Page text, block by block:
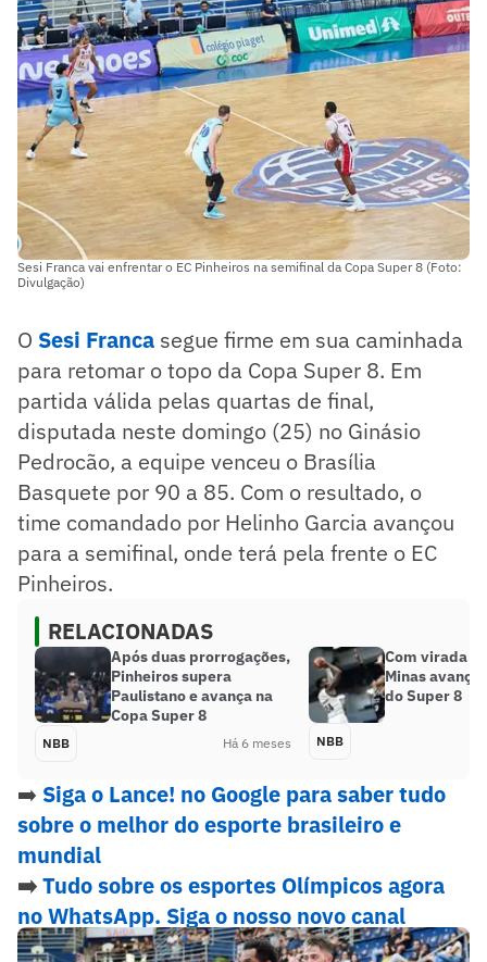
Sesi Franca vai enfrentar o EC Pinheiros na semifinal da Copa Super 8 (Foto:
Divulgação)
O Sesi Franca segue firme em sua caminhada
para retomar o topo da Copa Super 8. Em
partida válida pelas quartas de final,
disputada neste domingo (25) no Ginásio
Pedrocão, a equipe venceu o Brasília
Basquete por 90 a 85. Com o resultado, o
time comandado por Helinho Garcia avançou
para a semifinal, onde terá pela frente o EC
Pinheiros.
RELACIONADAS
Após duas prorrogações,
Pinheiros supera
Paulistano e avança na
Copa Super 8
NBB Há 6 meses
Com virada
Minas
do Super 8
NBB
➡️ Siga o Lance! no Google para saber tudo
sobre o melhor do esporte brasileiro e
mundial
➡️Tudo sobre os esportes Olímpicos agora
no WhatsApp. Siga o nosso novo canal
Lance! Olímpico